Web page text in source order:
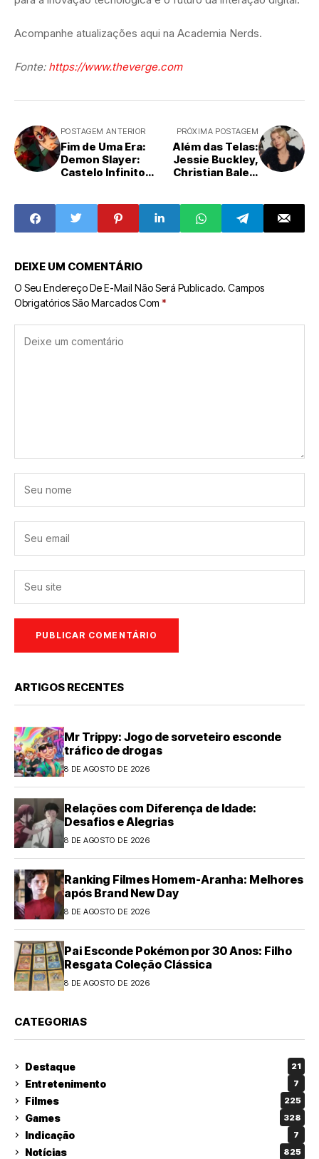
Acompanhe atualizações aqui na Academia Nerds.
Fonte: https://www.theverge.com
POSTAGEM ANTERIOR
Fim de Uma Era:
Demon Slayer:
Castelo Infinito
ao Streaming
PRÓXIMA POSTAGEM
Além das Telas:
Jessie Buckley,
Christian Bale e
Revelam Seus
Lados Nerds
DEIXE UM COMENTÁRIO
O Seu Endereço De E-Mail Não Será Publicado. Campos
Obrigatórios São Marcados Com *
ARTIGOS RECENTES
Mr Trippy: Jogo de sorveteiro esconde
tráfico de drogas
8 DE AGOSTO DE 2026
Relações com Diferença de Idade:
Desafios e Alegrias
8 DE AGOSTO DE 2026
Ranking Filmes Homem-Aranha: Melhores
após Brand New Day
8 DE AGOSTO DE 2026
Pai Esconde Pokémon por 30 Anos: Filho
Resgata Coleção Clássica
8 DE AGOSTO DE 2026
CATEGORIAS
Destaque 21
Entretenimento 7
Filmes 225
Games 328
Indicação 7
Notícias 825